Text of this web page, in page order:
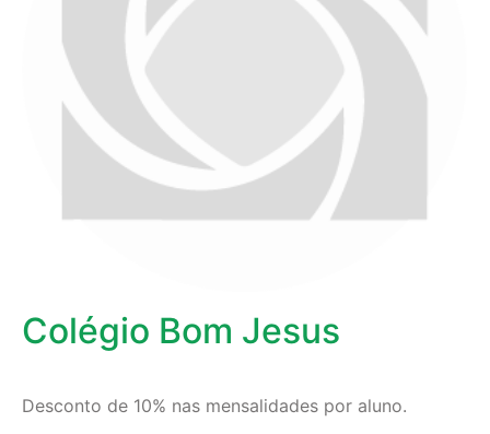
Colégio Bom Jesus
Desconto de 10% nas mensalidades por aluno.